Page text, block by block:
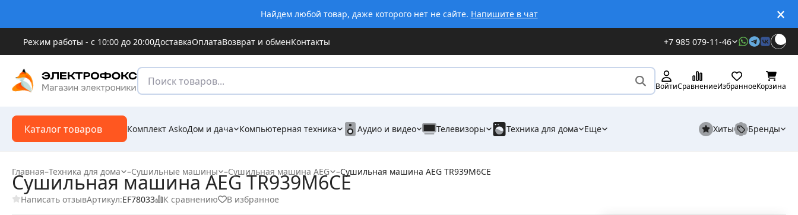
Найдем любой товар, даже которого нет не сайте. Напишите в чат
Режим работы - с 10:00 до 20:00ДоставкаОплатаВозврат и обменКонтакты +7 985 079-11-46
ВойтиСравнениеИзбранноеКорзина
Каталог товаров Комплект AskoДом и дача Компьютерная техника Аудио и видео Телевизоры Техника для дома Еще Хиты Бренды
Главная–Техника для дома –Сушильные машины –Сушильная машина AEG –Сушильная машина AEG TR939M6CE
Сушильная машина AEG TR939M6CE
Написать отзывАртикул:EF78033 К сравнению
В избранное